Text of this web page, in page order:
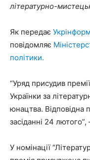
літературно-
Як передає Укрінформ
повідомляє
політики.
“Уряд присудив
Українки за
юнацтва. Відповідна
засіданні 24
У номінації